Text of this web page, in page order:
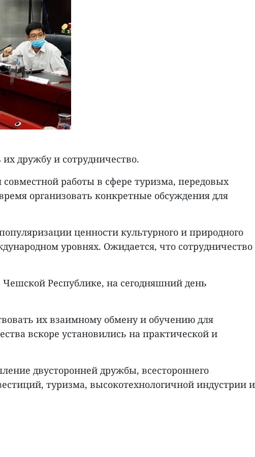
дружбу и сотрудничество.
работы в сфере туризма, передовых
организовать конкретные обсуждения для
ценности культурного и природного
уровнях. Ожидается, что сотрудничество
Чешской Республике, на сегодняшний день
их взаимному обмену и обучению для
вскоре установились на практической и
двусторонней дружбы, всестороннего
туризма, высокотехнологичной индустрии и